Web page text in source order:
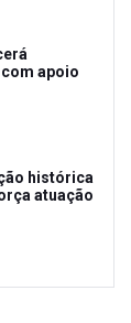
apoio
histórica
atuação